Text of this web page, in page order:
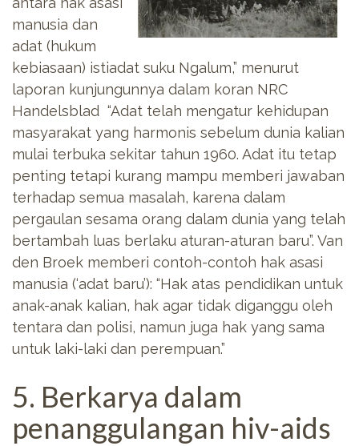
manusia dan
adat (hukum
kebiasaan) istiadat suku Ngalum,” menurut
laporan kunjungunnya dalam koran NRC
Handelsblad “Adat telah mengatur kehidupan
masyarakat yang harmonis sebelum dunia kalian
mulai terbuka sekitar tahun 1960. Adat itu tetap
penting tetapi kurang mampu memberi jawaban
terhadap semua masalah, karena dalam
pergaulan sesama orang dalam dunia yang telah
bertambah luas berlaku aturan-aturan baru”. Van
den Broek memberi contoh-contoh hak asasi
manusia (‘adat baru’): “Hak atas pendidikan untuk
anak-anak kalian, hak agar tidak diganggu oleh
tentara dan polisi, namun juga hak yang sama
untuk laki-laki dan perempuan.”
5. Berkarya dalam
penanggulangan hiv-aids